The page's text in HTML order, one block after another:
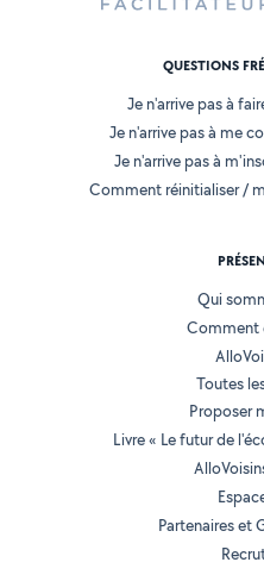
QUESTIONS
Je n'arrive pas à
Je n'arrive pas à me
Je n'arrive pas à
Comment réinitialiser /
Qui
Comment
Toutes
Proposer
Livre « Le futur de
Partenaires et